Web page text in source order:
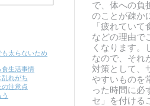
で、体への負
のことが疎か
「疲れてい
などの理由で
くなります。
なので、それ
対策として、
やすいものを
った時間に必
セ」を付ける
太らないため
食生活事情
れがち
注意点